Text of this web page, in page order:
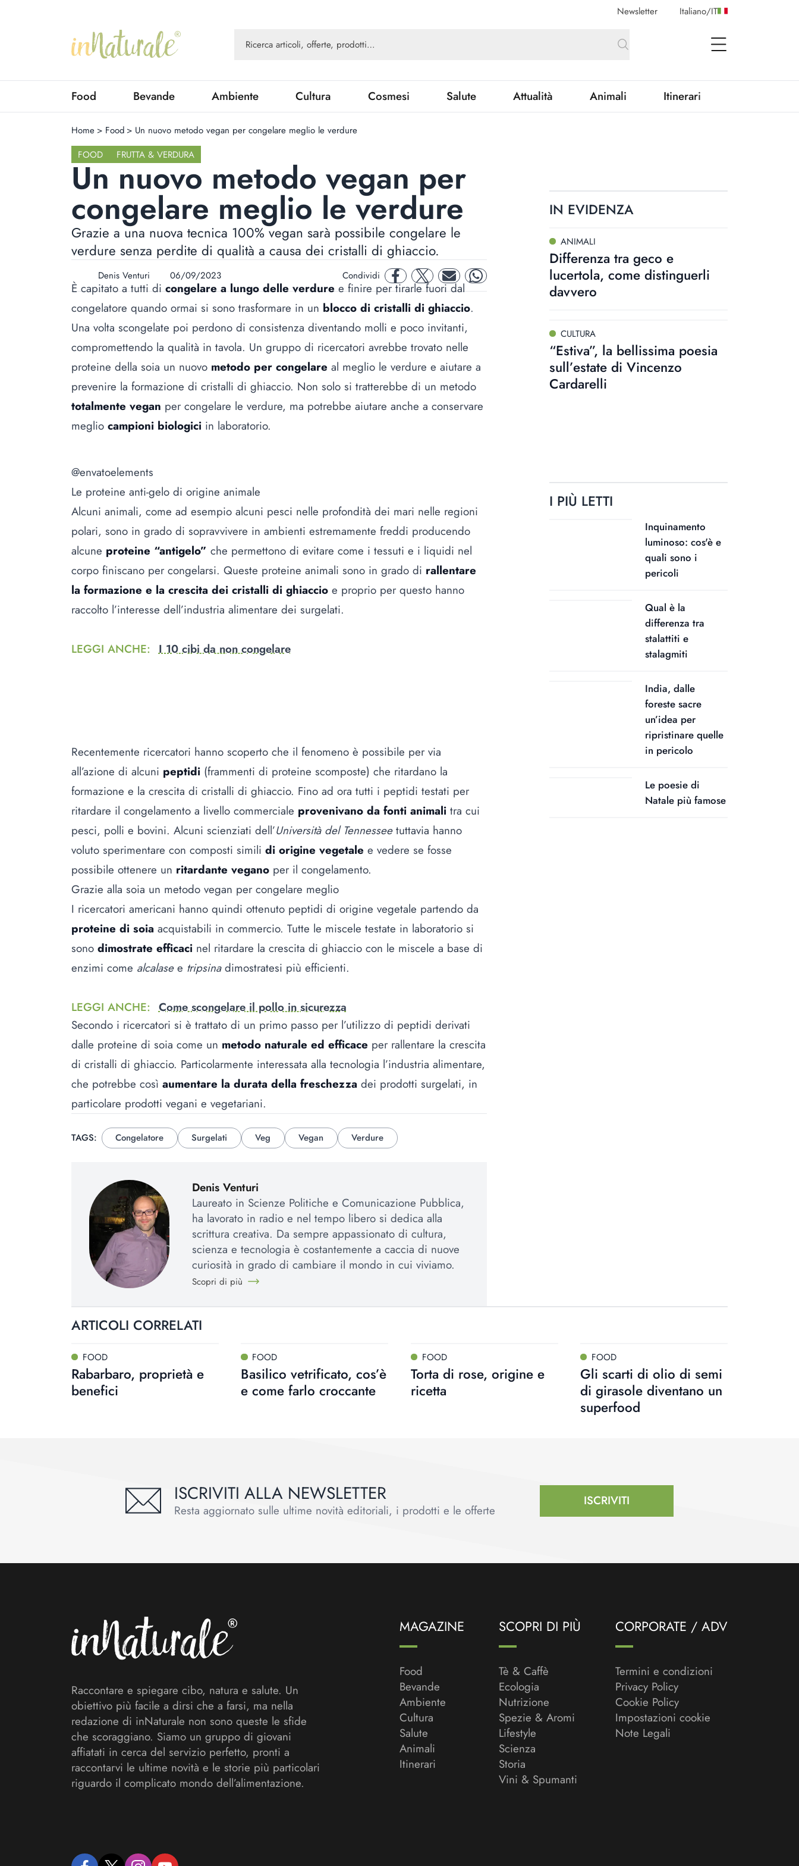
Newsletter Italiano/IT
open Menu
Food Bevande Ambiente Cultura Cosmesi Salute Attualità Animali Itinerari
Home > Food > Un nuovo metodo vegan per congelare meglio le verdure
FOOD
FRUTTA & VERDURA
Un nuovo metodo vegan per
congelare meglio le verdure
Grazie a una nuova tecnica 100% vegan sarà possibile congelare le
verdure senza perdite di qualità a causa dei cristalli di ghiaccio.
Denis Venturi 06/09/2023 Condividi facebooktwitter mail whatsapp
È capitato a tutti dicongelare a lungo delle verduree finire per tirarle fuori dal
congelatore quando ormai si sono trasformare in un blocco di cristalli di ghiaccio.
Una volta scongelate poi perdono di consistenza diventando molli e poco invitanti,
compromettendo la qualità in tavola. Un gruppo di ricercatori avrebbe trovato nelle
proteine della soia un nuovo metodo per congelare al meglio le verdure e aiutare a
prevenire la formazione di cristalli di ghiaccio. Non solo si tratterebbe di un metodo
totalmente vegan per congelare le verdure, ma potrebbe aiutare anche a conservare
meglio campioni biologici in laboratorio.
@envatoelements
Le proteine anti-gelo di origine animale
Alcuni animali, come ad esempio alcuni pesci nelle profondità dei mari nelle regioni
polari, sono in grado di sopravvivere in ambienti estremamente freddi producendo
alcune proteine “antigelo” che permettono di evitare come i tessuti e i liquidi nel
corpo finiscano per congelarsi. Queste proteine animali sono in grado di rallentare
la formazione e la crescita dei cristalli di ghiaccio e proprio per questo hanno
raccolto l’interesse dell’industria alimentare dei surgelati.
LEGGI ANCHE: I 10 cibi da non congelare
Recentemente ricercatori hanno scoperto che il fenomeno è possibile per via
all’azione di alcuni peptidi (frammenti di proteine scomposte) che ritardano la
formazione e la crescita di cristalli di ghiaccio. Fino ad ora tutti i peptidi testati per
ritardare il congelamento a livello commerciale provenivano da fonti animali tra cui
pesci, polli e bovini. Alcuni scienziati dell’Università del Tennesseetuttavia hanno
voluto sperimentare con composti simili di origine vegetale e vedere se fosse
possibile ottenere un ritardante vegano per il congelamento.
Grazie alla soia un metodo vegan per congelare meglio
I ricercatori americani hanno quindi ottenuto peptidi di origine vegetale partendo da
proteine di soia acquistabili in commercio. Tutte le miscele testate in laboratorio si
sono dimostrate efficaci nel ritardare la crescita di ghiaccio con le miscele a base di
enzimi come alcalasee tripsinadimostratesi più efficienti.
LEGGI ANCHE: Come scongelare il pollo in sicurezza
Secondo i ricercatori si è trattato di un primo passo per l’utilizzo di peptidi derivati
dalle proteine di soia come un metodo naturale ed efficace per rallentare la crescita
di cristalli di ghiaccio. Particolarmente interessata alla tecnologia l’industria alimentare,
che potrebbe così aumentare la durata della freschezza dei prodotti surgelati, in
particolare prodotti vegani e vegetariani.
TAGS: Congelatore Surgelati Veg Vegan Verdure
Denis Venturi
Laureato in Scienze Politiche e Comunicazione Pubblica,
ha lavorato in radio e nel tempo libero si dedica alla
scrittura creativa. Da sempre appassionato di cultura,
scienza e tecnologia è costantemente a caccia di nuove
curiosità in grado di cambiare il mondo in cui viviamo.
Scopri di più
IN EVIDENZA
ANIMALI
Differenza tra geco e
lucertola, come distinguerli
davvero
CULTURA
“Estiva”, la bellissima poesia
sull’estate di Vincenzo
Cardarelli
I PIÙ LETTI
Inquinamento
luminoso: cos'è e
quali sono i
pericoli
Qual è la
differenza tra
stalattiti e
stalagmiti
India, dalle
foreste sacre
un’idea per
ripristinare quelle
in pericolo
Le poesie di
Natale più famose
ARTICOLI CORRELATI
FOOD
Rabarbaro, proprietà e
benefici
FOOD
Basilico vetrificato, cos’è
e come farlo croccante
FOOD
Torta di rose, origine e
ricetta
FOOD
Gli scarti di olio di semi
di girasole diventano un
superfood
ISCRIVITI ALLA NEWSLETTER
Resta aggiornato sulle ultime novità editoriali, i prodotti e le offerte
ISCRIVITI
Raccontare e spiegare cibo, natura e salute. Un
obiettivo più facile a dirsi che a farsi, ma nella
redazione di inNaturale non sono queste le sfide
che scoraggiano. Siamo un gruppo di giovani
affiatati in cerca del servizio perfetto, pronti a
raccontarvi le ultime novità e le storie più particolari
riguardo il complicato mondo dell’alimentazione.
MAGAZINE
Food
Bevande
Ambiente
Cultura
Salute
Animali
Itinerari
SCOPRI DI PIÙ
Tè & Caffè
Ecologia
Nutrizione
Spezie & Aromi
Lifestyle
Scienza
Storia
Vini & Spumanti
CORPORATE / ADV
Termini e condizioni
Privacy Policy
Cookie Policy
Impostazioni cookie
Note Legali